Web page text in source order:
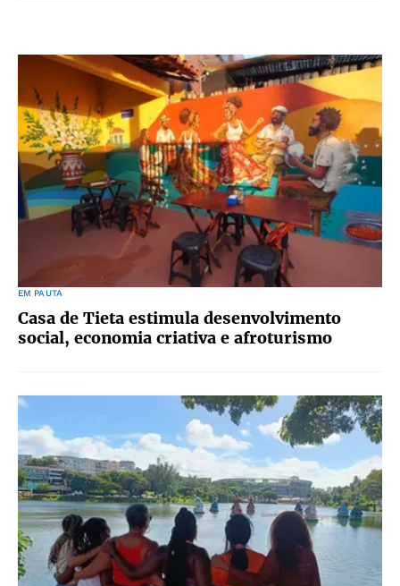
EM PAUTA
Casa de Tieta estimula desenvolvimento
social, economia criativa e afroturismo